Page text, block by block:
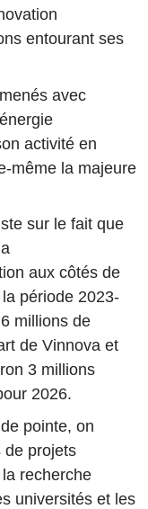
entourant ses
avec
activité en
même la majeure
sur le fait que
aux côtés de
période 2023-
millions de
de Vinnova et
3 millions
2026.
pointe, on
de projets
recherche
universités et les